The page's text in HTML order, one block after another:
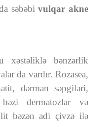
səbəbivulqar akne
xəstəliklə bənzərlik
da vardır. Rozasea,
dərman səpgiləri,
dermatozlar və
bəzən adi çivzə ilə